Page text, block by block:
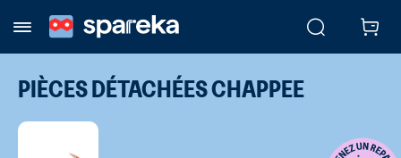
PIÈCES DÉTACHÉESCHAPPEE